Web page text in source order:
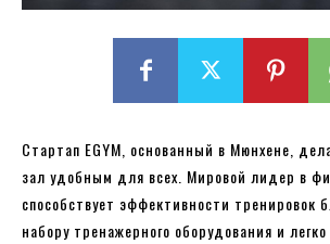
Стартап EGYM, основанный в Мюнхене,
зал удобным для всех. Мировой лидер в
способствует эффективности тренировок
набору тренажерного оборудования и